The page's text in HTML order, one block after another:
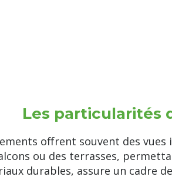
Les particularités
offrent souvent des
ou des terrasses,
durables, assure un cadre